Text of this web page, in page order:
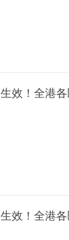
效！全港
效！全港